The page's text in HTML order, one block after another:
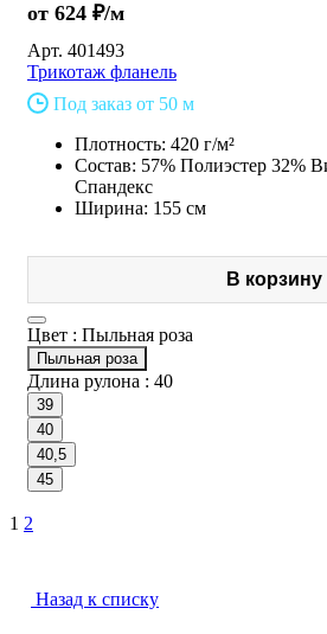
от 624 ₽/м
Арт. 401493
Трикотаж фланель
Под заказ от 50 м
Плотность: 420 г/м²
Состав: 57% Полиэстер 32%
Спандекс
Ширина: 155 см
В корзину
Цвет : Пыльная роза
Пыльная роза
Длина рулона : 40
39
40
40,5
45
1 2
Назад к списку